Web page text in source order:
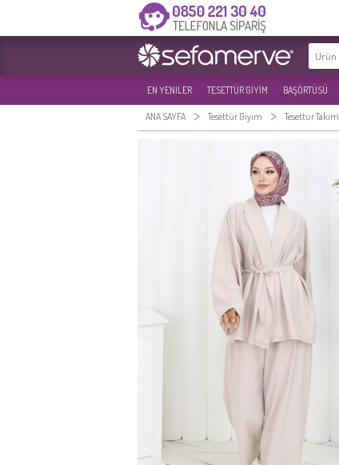
EN YENILER TESETTÜR GİYİM BAŞÖRTÜSÜ
ANA SAYFA > Tesettür Giyim > Tesettür Takım